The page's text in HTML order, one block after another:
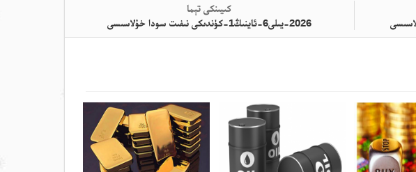
كىيىنكى تېما
2026-يىلى6-ئاينىڭ1-كۈندىكى نىفىت سودا خۇلاسىسى